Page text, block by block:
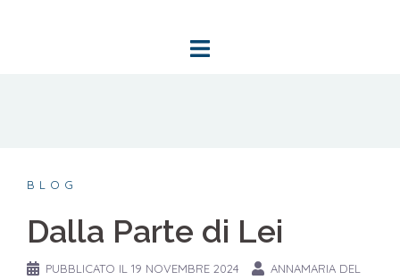
BLOG
Dalla Parte di Lei
PUBBLICATO IL 19 NOVEMBRE 2024
ANNAMARIA DEL